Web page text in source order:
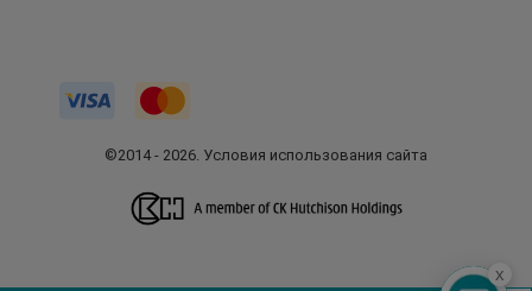
©2014 - 2026. Условия использования сайта
x